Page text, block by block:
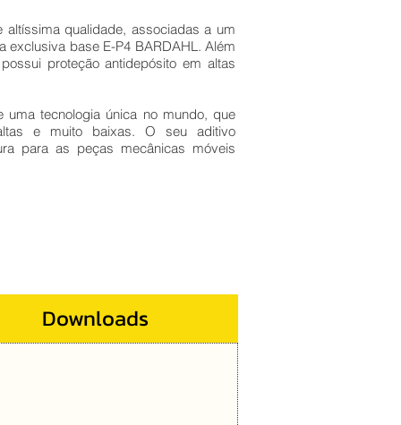
qualidade, associadas a um
exclusiva base E-P4 BARDAHL. Além
proteção antidepósito em altas
uma tecnologia única no mundo, que
e muito baixas. O seu aditivo
para as peças mecânicas móveis
Downloads